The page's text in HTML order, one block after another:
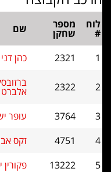
שם מד
כושר
כהן דני 1686
ברזובסקי
אלברט 1908
עופר ישראל 1932
זקס אבנר
1741
פקורין יורי
1848